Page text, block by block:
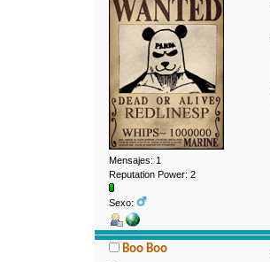
Mensajes: 1
Reputation Power: 2
Sexo:
Boo Boo